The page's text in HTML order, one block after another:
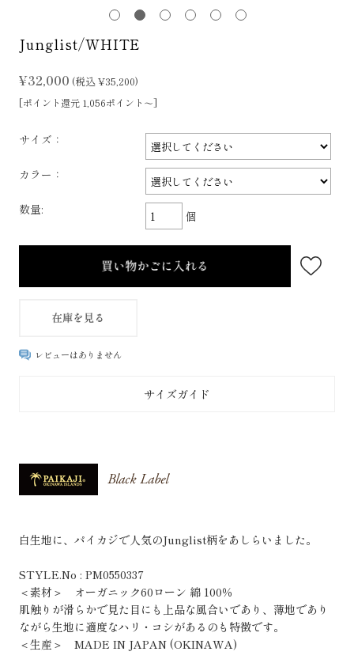
Junglist/WHITE
¥32,000 (税込 ¥35,200)
[ポイント還元 1,056ポイント～]
サイズ：
カラー：
数量: 個
レビューはありません
サイズガイド
白生地に、パイカジで人気のJunglist柄をあしらいました。
STYLE.No : PM0550337
＜素材＞ オーガニック60ローン 綿 100％
肌触りが滑らかで見た目にも上品な風合いであり、薄地であり
ながら生地に適度なハリ・コシがあるのも特徴です。
＜生産＞ MADE IN JAPAN (OKINAWA)